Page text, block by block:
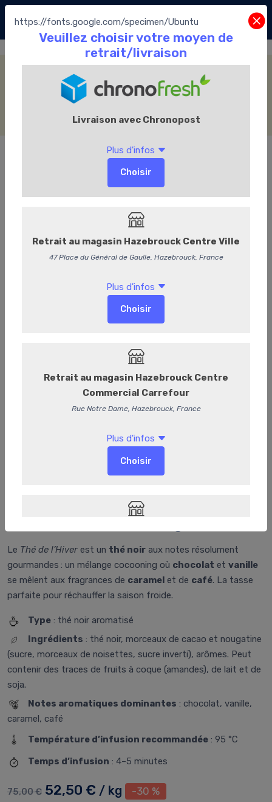
https://fonts.google.com/specimen/Ubuntu
La Boutique
Le Thé de l’Hiver est un thé noir aux notes résolument
gourmandes : un mélange cocooning où chocolat et vanille
se mêlent aux fragrances de caramel et de café. La tasse
parfaite pour réchauffer la saison froide.
Type : thé noir aromatisé
Ingrédients : thé noir, morceaux de cacao et nougatine
(sucre, morceaux de noisettes, sucre inverti), arômes. Peut
contenir des traces de fruits à coque (amandes), de lait et de
soja.
Notes aromatiques dominantes : chocolat, vanille,
caramel, café
Température d’infusion recommandée : 95 °C
Temps d’infusion : 4–5 minutes
75,00 € 52,50 € / kg -30 %